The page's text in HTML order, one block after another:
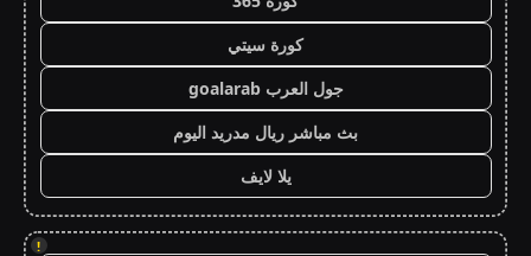
كورة سيتي
جول العرب goalarab
بث مباشر ريال مدريد اليوم
يلا لايف
!